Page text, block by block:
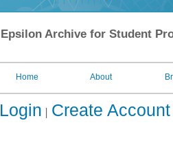
Epsilon Archive for Student
Home About
Login Create Account